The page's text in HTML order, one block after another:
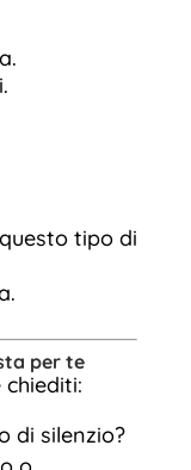
tipo di
per te
di silenzio?